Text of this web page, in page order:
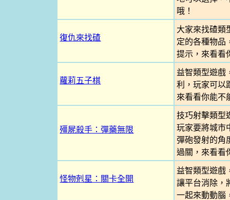
哦！
復仇來找碴
大家來找碴類
定的各種物品
提示，來看看
蘿莉五子棋
益智類型遊戲
利，玩家可以
來看看你能不
殭屍殺手：彈藥無限
技巧射擊類型
玩家要將城市
彈砲發射的角
過關，來看看
怪物剋星：關卡全開
益智類型遊戲
讓平台消除，
一起來動動腦